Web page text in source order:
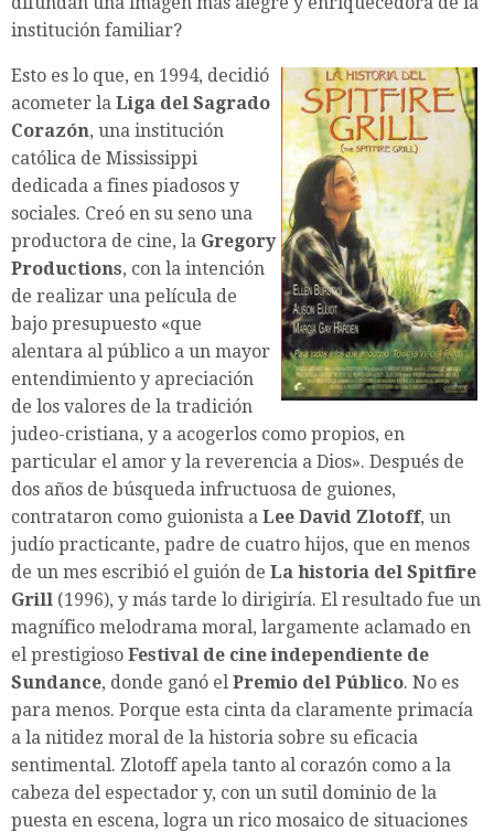
institución familiar?
Esto es lo que, en 1994, decidió
acometer la Liga del Sagrado
Corazón, una institución
católica de Mississippi
dedicada a fines piadosos y
sociales. Creó en su seno una
productora de cine, la Gregory
Productions, con la intención
de realizar una película de
bajo presupuesto «que
alentara al público a un mayor
entendimiento y apreciación
de los valores de la tradición
judeo-cristiana, y a acogerlos como propios, en
particular el amor y la reverencia a Dios». Después de
dos años de búsqueda infructuosa de guiones,
contrataron como guionista a Lee David Zlotoff, un
judío practicante, padre de cuatro hijos, que en menos
de un mes escribió el guión de La historia del Spitfire
Grill (1996), y más tarde lo dirigiría. El resultado fue un
magnífico melodrama moral, largamente aclamado en
el prestigioso Festival de cine independiente de
Sundance, donde ganó el Premio del Público. No es
para menos. Porque esta cinta da claramente primacía
a la nitidez moral de la historia sobre su eficacia
sentimental. Zlotoff apela tanto al corazón como a la
cabeza del espectador y, con un sutil dominio de la
puesta en escena, logra un rico mosaico de situaciones